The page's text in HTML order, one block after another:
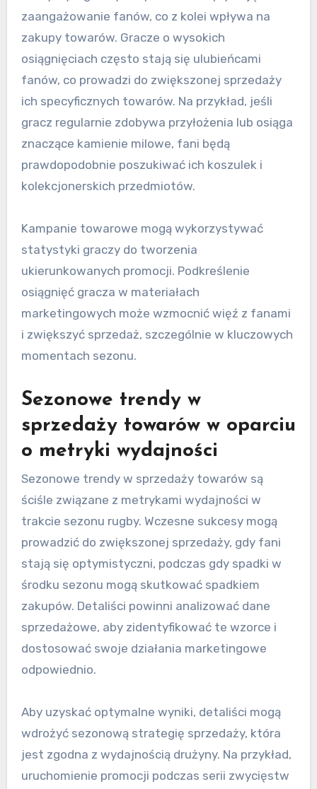
zaangażowanie fanów, co z kolei wpływa na
zakupy towarów. Gracze o wysokich
osiągnięciach często stają się ulubieńcami
fanów, co prowadzi do zwiększonej sprzedaży
ich specyficznych towarów. Na przykład, jeśli
gracz regularnie zdobywa przyłożenia lub osiąga
znaczące kamienie milowe, fani będą
prawdopodobnie poszukiwać ich koszulek i
kolekcjonerskich przedmiotów.
Kampanie towarowe mogą wykorzystywać
statystyki graczy do tworzenia
ukierunkowanych promocji. Podkreślenie
osiągnięć gracza w materiałach
marketingowych może wzmocnić więź z fanami
i zwiększyć sprzedaż, szczególnie w kluczowych
momentach sezonu.
Sezonowe trendy w
sprzedaży towarów w oparciu
o metryki wydajności
Sezonowe trendy w sprzedaży towarów są
ściśle związane z metrykami wydajności w
trakcie sezonu rugby. Wczesne sukcesy mogą
prowadzić do zwiększonej sprzedaży, gdy fani
stają się optymistyczni, podczas gdy spadki w
środku sezonu mogą skutkować spadkiem
zakupów. Detaliści powinni analizować dane
sprzedażowe, aby zidentyfikować te wzorce i
dostosować swoje działania marketingowe
odpowiednio.
Aby uzyskać optymalne wyniki, detaliści mogą
wdrożyć sezonową strategię sprzedaży, która
jest zgodna z wydajnością drużyny. Na przykład,
uruchomienie promocji podczas serii zwycięstw